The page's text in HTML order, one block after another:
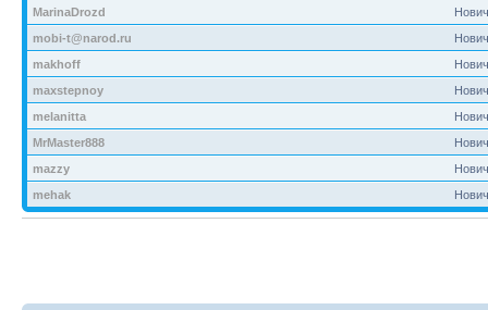
MarinaDrozd
mobi-t@narod.ru
makhoff
maxstepnoy
melanitta
MrMaster888
mazzy
mehak